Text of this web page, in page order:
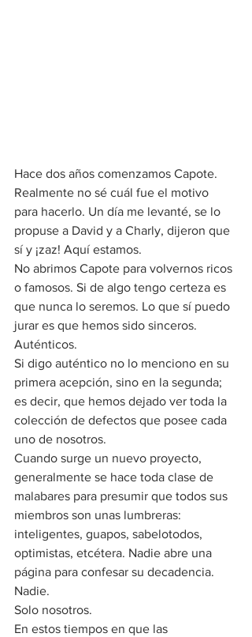
Hace dos años comenzamos Capote.
Realmente no sé cuál fue el motivo
para hacerlo. Un día me levanté, se lo
propuse a David y a Charly, dijeron que
sí y ¡zaz! Aquí estamos.
No abrimos Capote para volvernos ricos
o famosos. Si de algo tengo certeza es
que nunca lo seremos. Lo que sí puedo
jurar es que hemos sido sinceros.
Auténticos.
Si digo auténtico no lo menciono en su
primera acepción, sino en la segunda;
es decir, que hemos dejado ver toda la
colección de defectos que posee cada
uno de nosotros.
Cuando surge un nuevo proyecto,
generalmente se hace toda clase de
malabares para presumir que todos sus
miembros son unas lumbreras:
inteligentes, guapos, sabelotodos,
optimistas, etcétera. Nadie abre una
página para confesar su decadencia.
Nadie.
Solo nosotros.
En estos tiempos en que las